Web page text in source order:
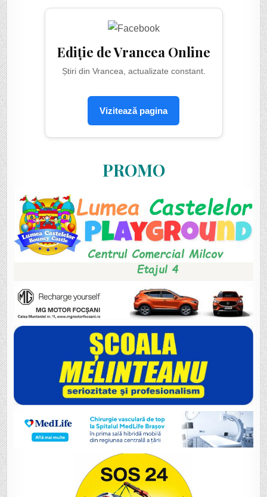
Ediție de Vrancea Online
Știri din Vrancea, actualizate constant.
Vizitează pagina
PROMO